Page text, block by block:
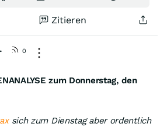
Zitieren
[KommA]
0
zum Donnerstag, den
sich zum Dienstag aber ordentlich